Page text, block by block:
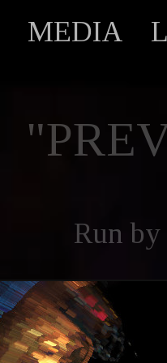
MEDIA
Run by